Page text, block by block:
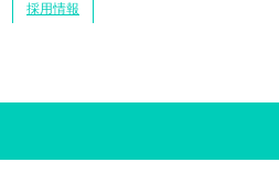
採用情報